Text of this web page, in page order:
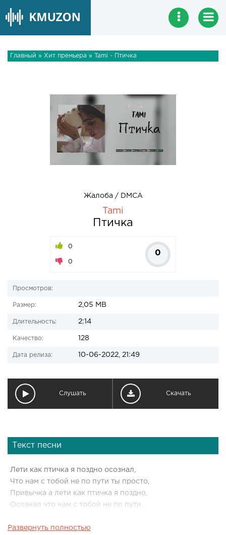
Главный » Хит премьера » Tami - Птичка
Жалоба / DMCA
Tami
Птичка
0
0
0
Просмотров:
Размер: 2,05 MB
Длительность: 2:14
Качество: 128
Дата релиза: 10-06-2022, 21:49
Слушать Скачать
Текст песни
Лети как птичка я поздно осознал,
Что нам с тобой не по пути ты просто,
Привычка а лети как птичка я поздно,
Осознал что нам с тобой не по пути,
Ты просто привычка а лети как птичка,
Развернуть полностью